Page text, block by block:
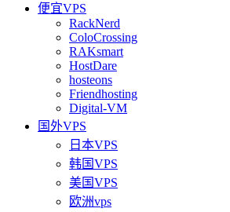
便宜VPS
RackNerd
ColoCrossing
RAKsmart
HostDare
hosteons
Friendhosting
Digital-VM
国外VPS
日本VPS
韩国VPS
美国VPS
欧洲vps